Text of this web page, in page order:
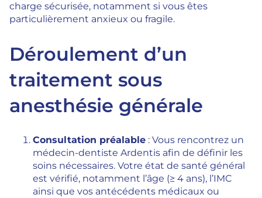
charge sécurisée, notamment si vous êtes
particulièrement anxieux ou fragile.
Déroulement d’un
traitement sous
anesthésie générale
Consultation préalable : Vous rencontrez un
médecin-dentiste Ardentis afin de définir les
soins nécessaires. Votre état de santé général
est vérifié, notamment l’âge (≥ 4 ans), l’IMC
ainsi que vos antécédents médicaux ou